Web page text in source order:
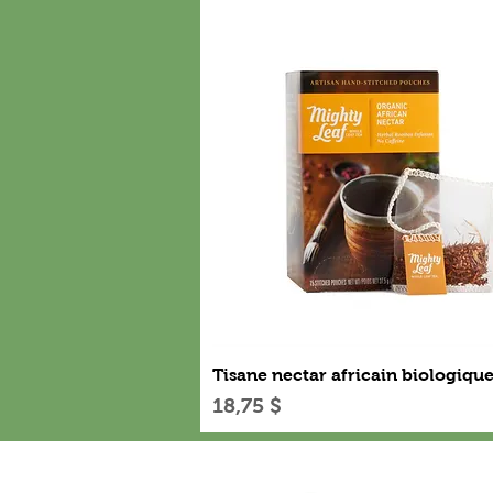
Aperçu rapide
Tisane nectar africain biologique
Prix
18,75 $